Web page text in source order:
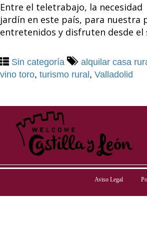
Entre el teletrabajo, la
jardín en este país, para nuestra
entretenidos y disfruten desde el
Sin categoría alquilar casa
vino toro, turismo rural , Valladolid
Aviso Legal